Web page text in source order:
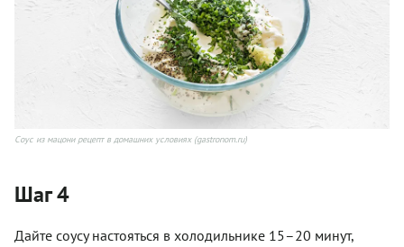
Соус из мацони рецепт в домашних условиях (gastronom.ru)
Шаг 4
Дайте соусу настояться в холодильнике 15–20 минут,